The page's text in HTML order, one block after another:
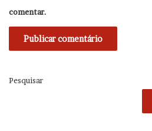
comentar.
Pesquisar